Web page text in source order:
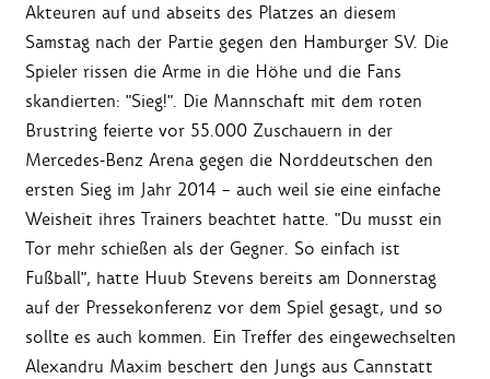
Akteuren auf und abseits des Platzes an diesem
Samstag nach der Partie gegen den Hamburger SV. Die
Spieler rissen die Arme in die Höhe und die Fans
skandierten: "Sieg!". Die Mannschaft mit dem roten
Brustring feierte vor 55.000 Zuschauern in der
Mercedes-Benz Arena gegen die Norddeutschen den
ersten Sieg im Jahr 2014 – auch weil sie eine einfache
Weisheit ihres Trainers beachtet hatte. "Du musst ein
Tor mehr schießen als der Gegner. So einfach ist
Fußball", hatte Huub Stevens bereits am Donnerstag
auf der Pressekonferenz vor dem Spiel gesagt, und so
sollte es auch kommen. Ein Treffer des eingewechselten
Alexandru Maxim beschert den Jungs aus Cannstatt